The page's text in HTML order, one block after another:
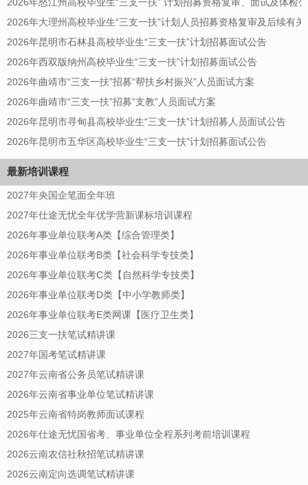
2026年大理州高校毕业生“三支一扶”计划人员招募资格复审及后续有
2026年昆明市石林县高校毕业生“三支一扶”计划招募面试公告
2026年西双版纳州高校毕业生“三支一扶”计划招募面试公告
2026年曲靖市“三支一扶”招募“帮扶乡村振兴”人员面试方案
2026年曲靖市“三支一扶”招募“支教”人员面试方案
2026年昆明市寻甸县高校毕业生“三支一扶”计划招募人员面试公告
2026年昆明市五华区高校毕业生“三支一扶”计划招募面试公告
最新培训课程
2027年央国企笔面全年班
2027年仕途无忧全年优学营新课标培训课程
2026年事业单位联考A类【综合管理类】
2026年事业单位联考B类【社会科学专技类】
2026年事业单位联考C类【自然科学专技类】
2026年事业单位联考D类【中小学教师类】
2026年事业单位联考E类网课【医疗卫生类】
2026三支一扶笔试精讲课
2027年国考笔试精讲课
2027年云南省公务员笔试精讲课
2026年云南省事业单位笔试精讲课
2025年云南省特岗教师面试课程
2026年仕途无忧国省考、事业单位全程系列考前培训课程
2026云南农信社秋招笔试精讲课
2026云南定向选调笔试精讲课